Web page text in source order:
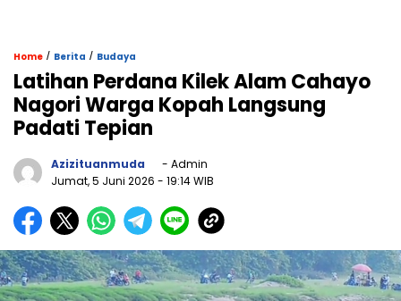
Home / Berita / Budaya
Latihan Perdana Kilek Alam Cahayo
Nagori Warga Kopah Langsung
Padati Tepian
Azizituanmuda
- Admin
Jumat, 5 Juni 2026 - 19:14 WIB